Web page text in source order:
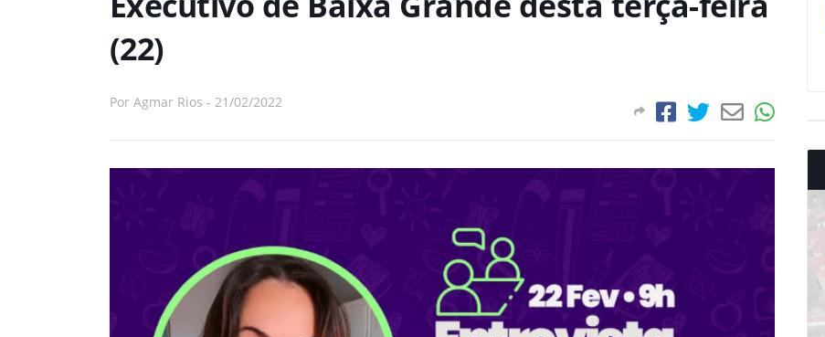
(22)
Por Agmar Rios - 21/02/2022